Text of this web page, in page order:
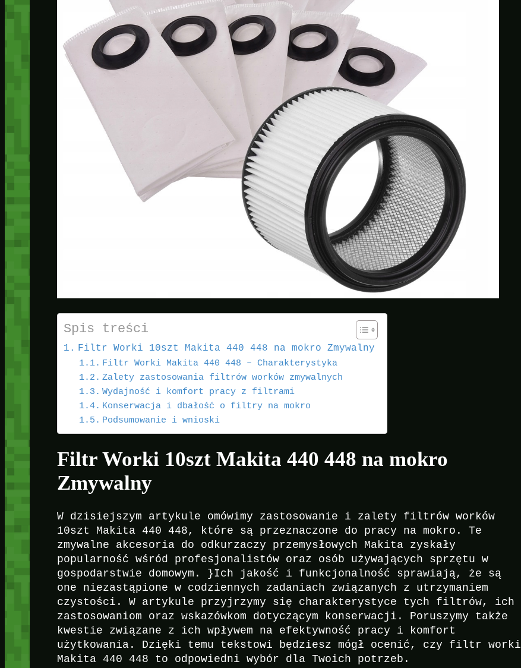
Spis treści
Filtr Worki 10szt Makita 440 448 na mokro Zmywalny
Filtr Worki Makita 440 448 – Charakterystyka
Zalety zastosowania filtrów worków zmywalnych
Wydajność i komfort pracy z filtrami
Konserwacja i dbałość o filtry na mokro
Podsumowanie i wnioski
Filtr Worki 10szt Makita 440 448 na mokro
Zmywalny
W dzisiejszym artykule omówimy zastosowanie i zalety filtrów worków
10szt Makita 440 448, które są przeznaczone do pracy na mokro. Te
zmywalne akcesoria do odkurzaczy przemysłowych Makita zyskały
popularność wśród profesjonalistów oraz osób używających sprzętu w
gospodarstwie domowym. }Ich jakość i funkcjonalność sprawiają, że są
one niezastąpione w codziennych zadaniach związanych z utrzymaniem
czystości. W artykule przyjrzymy się charakterystyce tych filtrów, ich
zastosowaniom oraz wskazówkom dotyczącym konserwacji. Poruszymy także
kwestie związane z ich wpływem na efektywność pracy i komfort
użytkowania. Dzięki temu tekstowi będziesz mógł ocenić, czy filtr worki
Makita 440 448 to odpowiedni wybór dla Twoich potrzeb.